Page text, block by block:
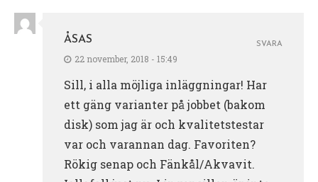
ÅSAS
22 november, 2018 - 15:49
Sill, i alla möjliga inläggningar! Har
ett gäng varianter på jobbet (bakom
disk) som jag är och kvalitetstestar
var och varannan dag. Favoriten?
Rökig senap och Fänkål/Akvavit.
SVARA